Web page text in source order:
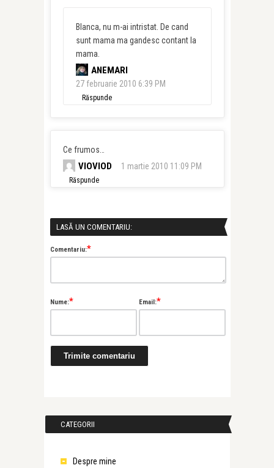
Blanca, nu m-ai intristat. De cand
sunt mama ma gandesc contant la
mama.
ANEMARI
27 februarie 2010 6:39 PM
Răspunde
Ce frumos…
VIOVIOD 1 martie 2010 11:09 PM
Răspunde
LASĂ UN COMENTARIU:
Comentariu:*
Nume:* Email:*
CATEGORII
Despre mine